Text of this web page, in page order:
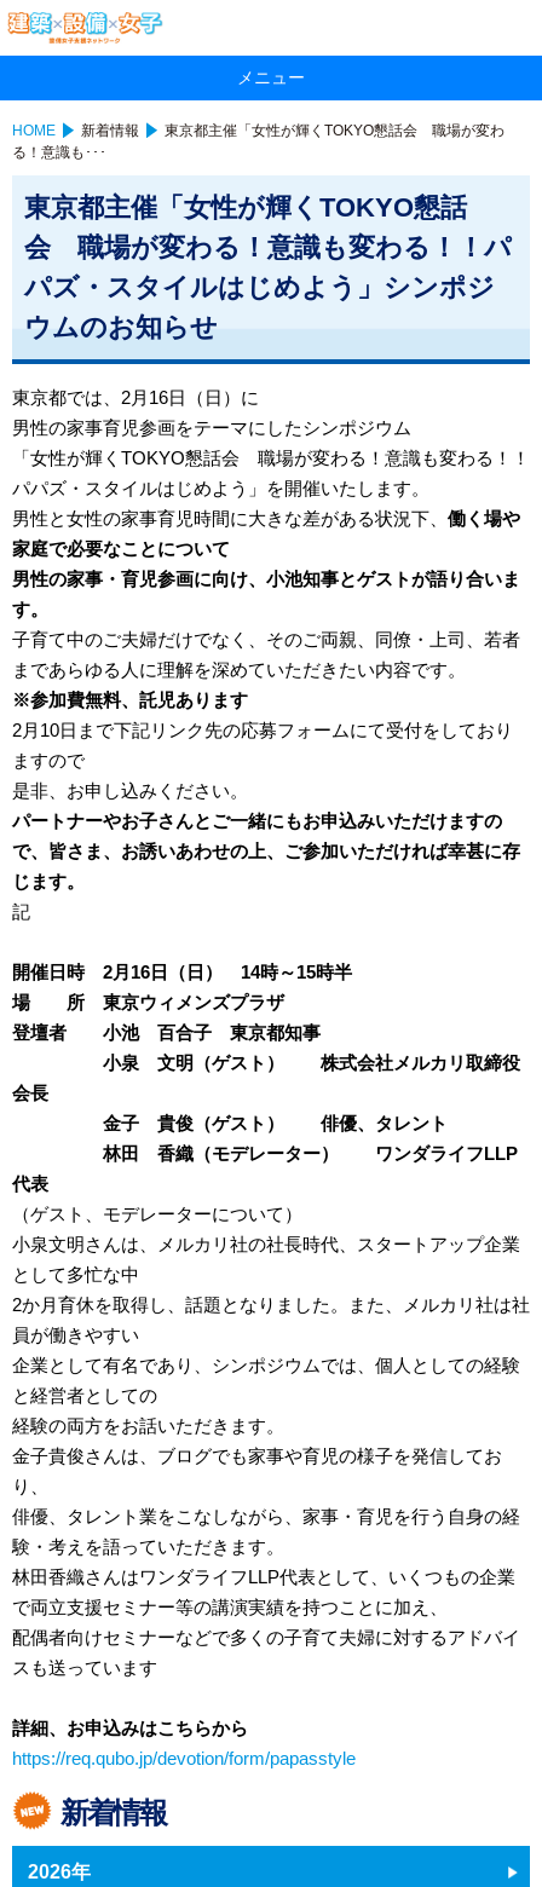
メニュー
HOME 新着情報
東京都主催「女性が輝くTOKYO懇話会 職場が変わ
る！意識も･･･
東京都主催「女性が輝くTOKYO懇話
会 職場が変わる！意識も変わる！！パ
パズ・スタイルはじめよう」シンポジ
ウムのお知らせ
東京都では、 2月 16日（日）に
男性の家事育児参画をテーマにしたシンポジウム
「女性が輝く TOKYO懇話会 職場が変わる！意識も変わる！！
パパズ・スタイルはじめよう」を開催いたします。
男性と女性の家事育児時間に大きな差がある状況下、 働く場や
家庭で必要なことについて
男性の家事・育児参画に向け、小池知事とゲストが語り合いま
す。
子育て中のご夫婦だけでなく、そのご両親、同僚・上司、若者
まであらゆる人に理解を深めていただきたい内容です。
※参加費無料、託児あります
2月 10日まで下記リンク先の応募フォームにて受付をしており
ますので
是非、お申し込みください。
パートナーやお子さんとご一緒にもお申込みいただけますの
で、皆さま、お誘いあわせの上、ご参加いただければ幸甚に存
じます。
記
開催日時 2月 16 日（日） 14時～15時半
場 所 東京ウィメンズプラザ
登壇者 小池 百合子 東京都知事
小泉 文明（ゲスト） 株式会社メルカリ取締役
会長
金子 貴俊（ゲスト） 俳優、タレント
林田 香織（モデレーター） ワンダライフLLP
代表
（ゲスト、モデレーターについて）
小泉文明さんは、メルカリ社の社長時代、スタートアップ企業
として多忙な中
2か月育休を取得し、話題となりました。また、メルカリ社は社
員が働きやすい
企業として有名であり、シンポジウムでは、個人としての経験
と経営者としての
経験の両方をお話いただきます。
金子貴俊さんは、ブログでも家事や育児の様子を発信してお
り、
俳優、タレント業をこなしながら、家事・育児を行う自身の経
験・考えを語っていただきます。
林田香織さんはワンダライフLLP代表として、いくつもの企業
で両立支援セミナー等の講演実績を持つことに加え、
配偶者向けセミナーなどで多くの子育て夫婦に対するアドバイ
スも送っています
詳細、お申込みはこちらから
https://req.qubo.jp/devotion/form/papasstyle
新着情報
2026年